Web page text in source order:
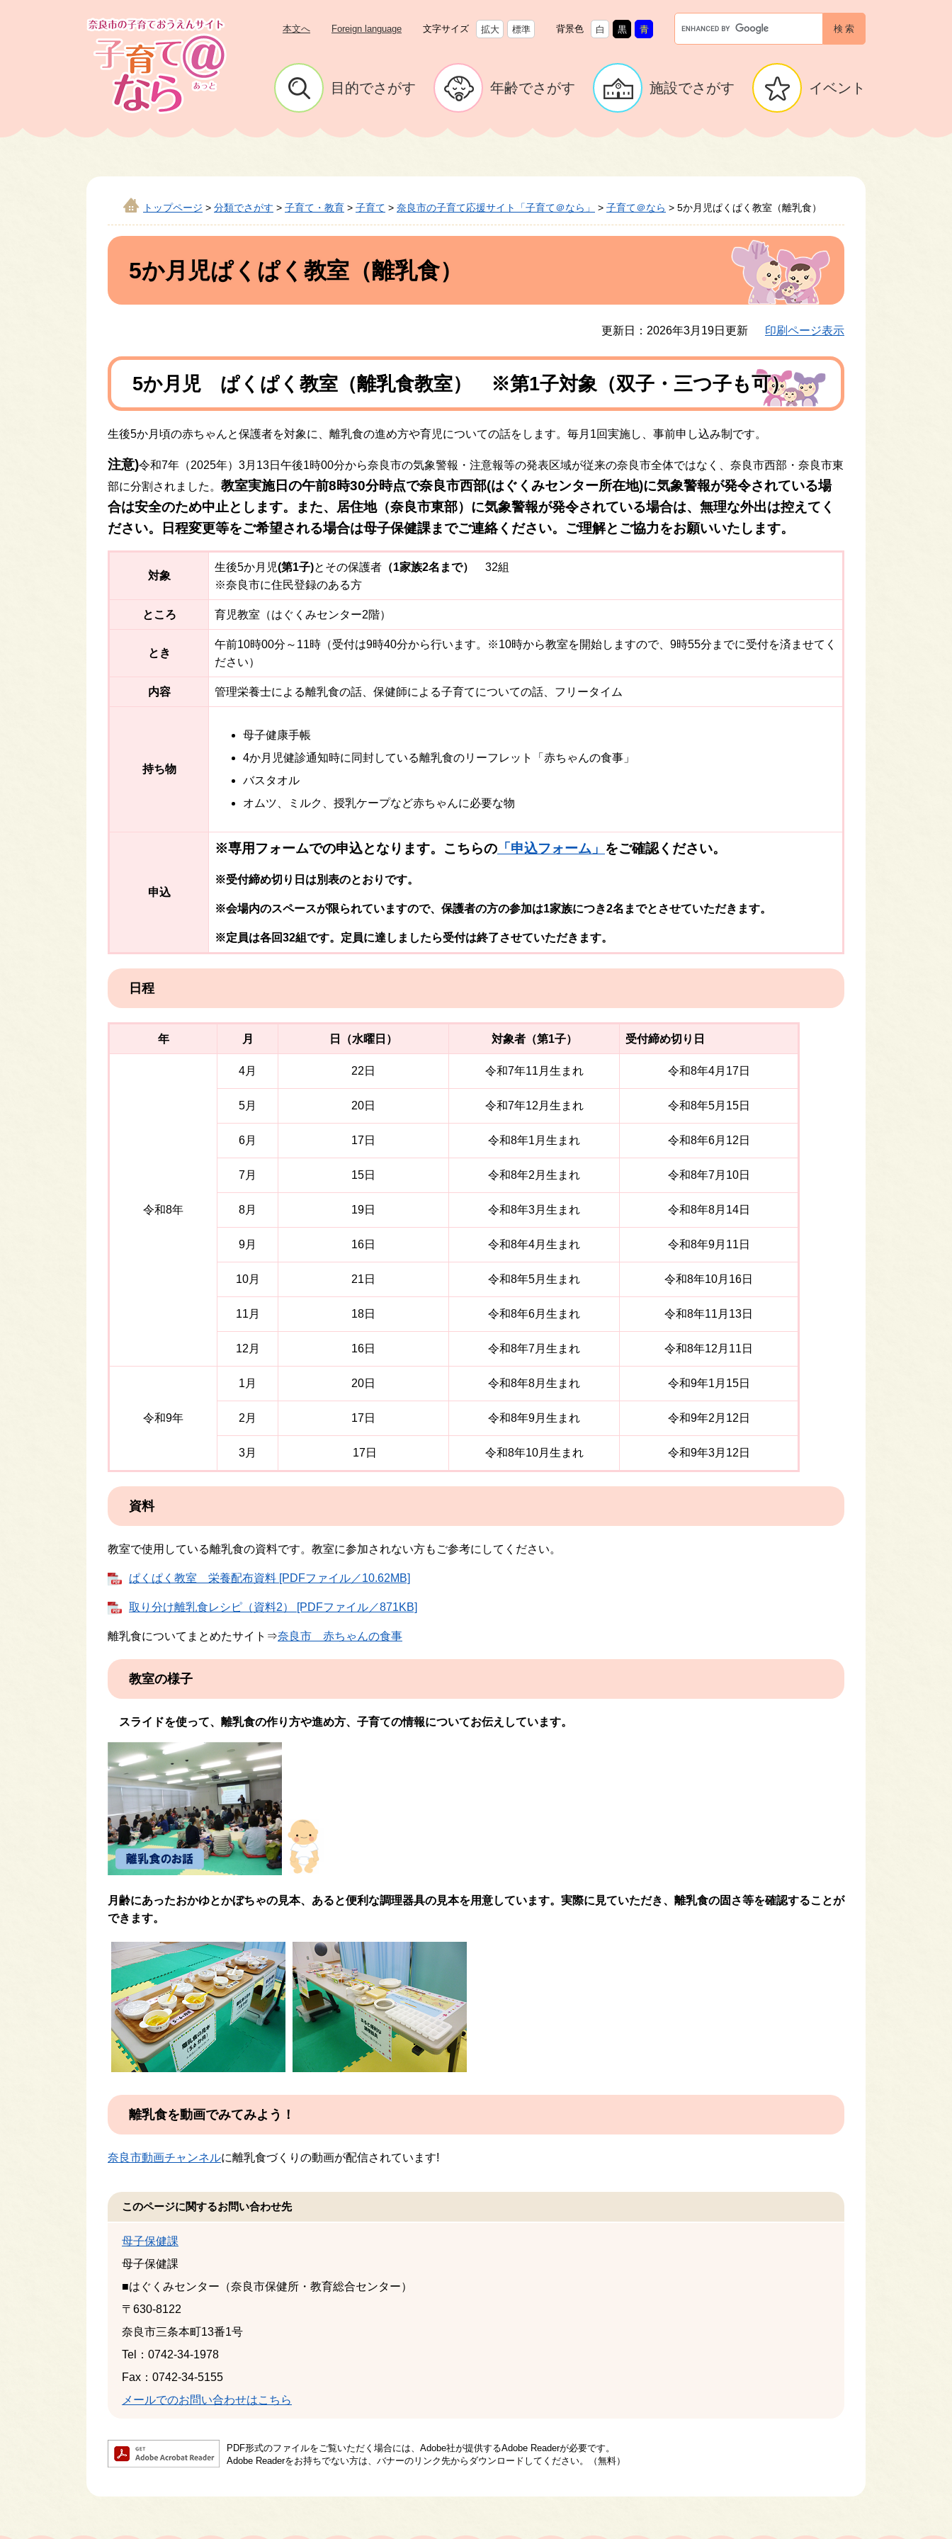
本文へ Foreign language 文字サイズ 拡大 標準 背景色 白 黒 青
o
e
ム
目的でさがす 年齢でさがす 施設でさがす イベント
トップページ > 分類でさがす > 子育て・教育 > 子育て > 奈良市の子育て応援サイト「子育て＠なら」 > 子育て＠なら > 5か月児ぱくぱく教室（離乳食）
本
5か月児ぱくぱく教室（離乳食）
更新日：2026年3月19日更新 印刷ページ表示
5か月児 ぱくぱく教室（離乳食教室） ※第1子対象（双子・三つ子も可）
生後5か月頃の赤ちゃんと保護者を対象に、離乳食の進め方や育児についての話をします。毎月1回実施し、事前申し込み制です。
注意)令和7年（2025年）3月13日午後1時00分から奈良市の気象警報・注意報等の発表区域が従来の奈良市全体ではなく、奈良市西部・奈良市東
部に分割されました。​ 教室実施日の午前8時30分時点で奈良市西部(はぐくみセンター所在地)に気象警報が発令されている場
合は安全のため中止とします。また、居住地（奈良市東部）に気象警報が発令されている場合は、無理な外出は控えてく
ださい。日程変更等をご希望される場合は母子保健課までご連絡ください。ご理解とご協力をお願いいたします。
対象
生後5か月児(第1子)とその保護者 （1家族2名まで） 32組
※奈良市に住民登録のある方
ところ 育児教室（はぐくみセンター2階）
とき
午前10時00分～11時（受付は9時40分から行います。※10時から教室を開始しますので、9時55分までに受付を済ませてく
ださい）
内容 管理栄養士による離乳食の話、保健師による子育てについての話、フリータイム
持ち物
母子健康手帳
4か月児健診通知時に同封している離乳食のリーフレット「赤ちゃんの食事」
バスタオル
オムツ、ミルク、授乳ケープなど赤ちゃんに必要な物
申込
※専用フォームでの申込となります。こちらの 「申込フォーム」 をご確認ください。
※受付締め切り日は別表のとおりです。
※会場内のスペースが限られていますので、保護者の方の参加は1家族につき2名までとさせていただきます。
※定員は各回32組です。定員に達しましたら受付は終了させていただきます。
日程
年 月 日（水曜日） 対象者（第1子） 受付締め切り日
令和8年
4月 22日 令和7年11月生まれ 令和8年4月17日
5月 20日 令和7年12月生まれ 令和8年5月15日
6月 17日 令和8年1月生まれ 令和8年6月12日
7月 15日 令和8年2月生まれ 令和8年7月10日
8月 19日 令和8年3月生まれ 令和8年8月14日
9月 16日 令和8年4月生まれ 令和8年9月11日
10月 21日 令和8年5月生まれ 令和8年10月16日
11月 18日 令和8年6月生まれ 令和8年11月13日
12月 16日 令和8年7月生まれ 令和8年12月11日
令和9年
1月 20日 令和8年8月生まれ 令和9年1月15日
2月 17日 令和8年9月生まれ 令和9年2月12日
3月 17日 令和8年10月生まれ 令和9年3月12日
資料
教室で使用している離乳食の資料です。教室に参加されない方もご参考にしてください。
ぱくぱく教室 栄養配布資料 [PDFファイル／10.62MB]
取り分け離乳食レシピ（資料2） [PDFファイル／871KB]
離乳食についてまとめたサイト⇒奈良市 赤ちゃんの食事
教室の様子
スライドを使って、離乳食の作り方や進め方、子育ての情報についてお伝えしています。
月齢にあったおかゆとかぼちゃの見本、あると便利な調理器具の見本を用意しています。実際に見ていただき、離乳食の固さ等を確認することが
できます。
離乳食を動画でみてみよう！
奈良市動画チャンネルに離乳食づくりの動画が配信されています!
このページに関するお問い合わせ先
母子保健課
母子保健課
■はぐくみセンター（奈良市保健所・教育総合センター）
〒630-8122
奈良市三条本町13番1号
Tel：0742-34-1978
Fax：0742-34-5155
メールでのお問い合わせはこちら
PDF形式のファイルをご覧いただく場合には、Adobe社が提供するAdobe Readerが必要です。
Adobe Readerをお持ちでない方は、バナーのリンク先からダウンロードしてください。（無料）